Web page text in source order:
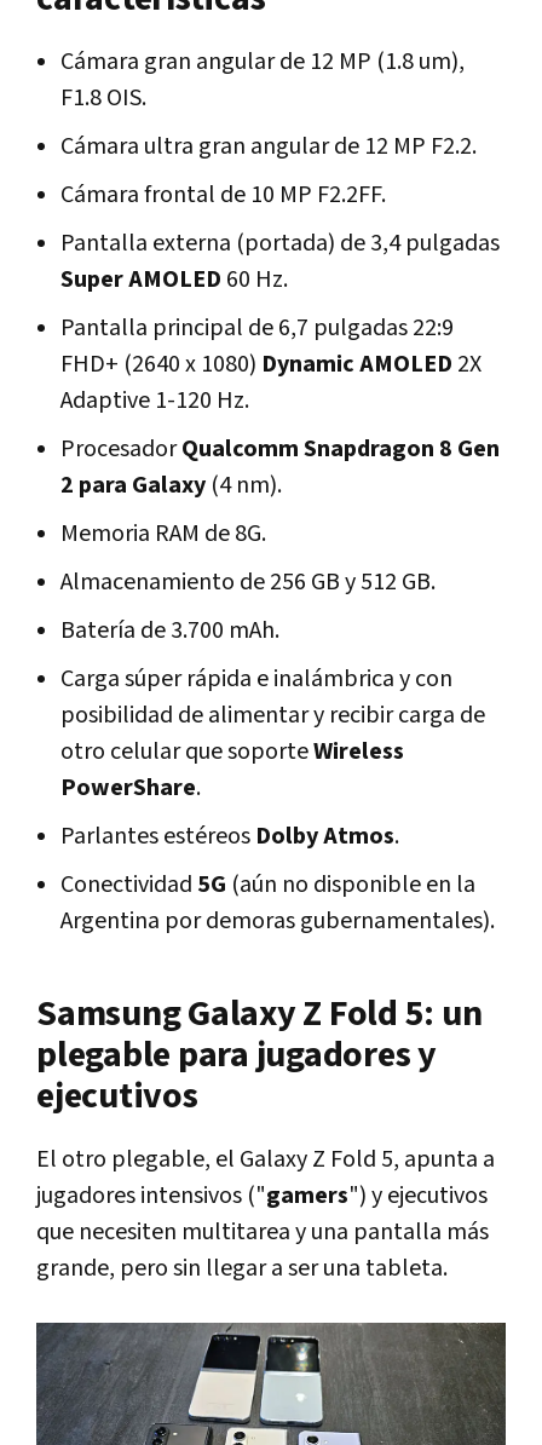
Cámara gran angular de 12 MP (1.8 um),
F1.8 OIS.
Cámara ultra gran angular de 12 MP F2.2.
Cámara frontal de 10 MP F2.2FF.
Pantalla externa (portada) de 3,4 pulgadas
Super AMOLED 60 Hz.
Pantalla principal de 6,7 pulgadas 22:9
FHD+ (2640 x 1080) Dynamic AMOLED 2X
Adaptive 1-120 Hz.
ProcesadorQualcomm Snapdragon 8 Gen
2 para Galaxy (4 nm).
Memoria RAM de 8G.
Almacenamiento de 256 GB y 512 GB.
Batería de 3.700 mAh.
Carga súper rápida e inalámbrica y con
posibilidad de alimentar y recibir carga de
otro celular que soporteWireless
PowerShare.
Parlantes estéreos Dolby Atmos.
Conectividad 5G (aún no disponible en la
Argentina por demoras gubernamentales).
Samsung Galaxy Z Fold 5: un
plegable para jugadores y
ejecutivos
El otro plegable, el Galaxy Z Fold 5, apunta a
jugadores intensivos ("gamers") y ejecutivos
que necesiten multitarea y una pantalla más
grande, pero sin llegar a ser una tableta.